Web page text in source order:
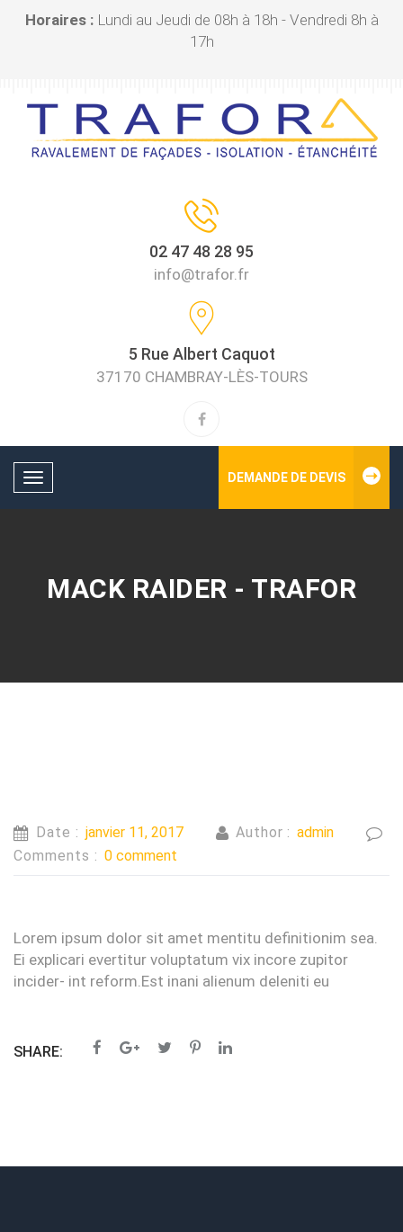
Horaires :Lundi au Jeudi de 08h à 18h - Vendredi 8h à
17h
02 47 48 28 95
info@trafor.fr
5 Rue Albert Caquot
37170 CHAMBRAY-LÈS-TOURS
Toggle
DEMANDE DE DEVIS
MACK RAIDER - TRAFOR
Date : janvier 11, 2017 Author : admin
Comments : 0 comment
Lorem ipsum dolor sit amet mentitu definitionim sea.
Ei explicari evertitur voluptatum vix incore zupitor
incider- int reform.Est inani alienum deleniti eu
SHARE: